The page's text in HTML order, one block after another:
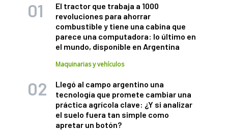
El tractor que trabaja a 1000
revoluciones para ahorrar
combustible y tiene una cabina que
parece una computadora: lo último en
el mundo, disponible en Argentina
Maquinarias y vehículos
Llegó al campo argentino una
tecnología que promete cambiar una
práctica agrícola clave: ¿Y si analizar
el suelo fuera tan simple como
apretar un botón?